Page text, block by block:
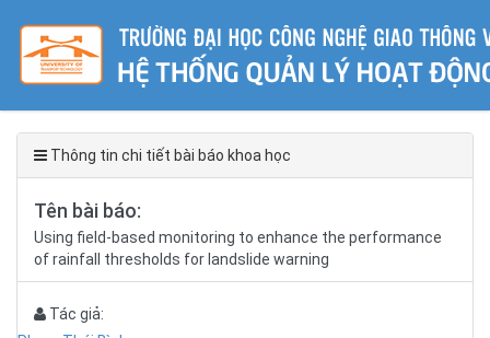
Thông tin chi tiết bài báo khoa học
Tên bài báo:
Using field-based monitoring to enhance the performance
of rainfall thresholds for landslide warning
Tác giả: